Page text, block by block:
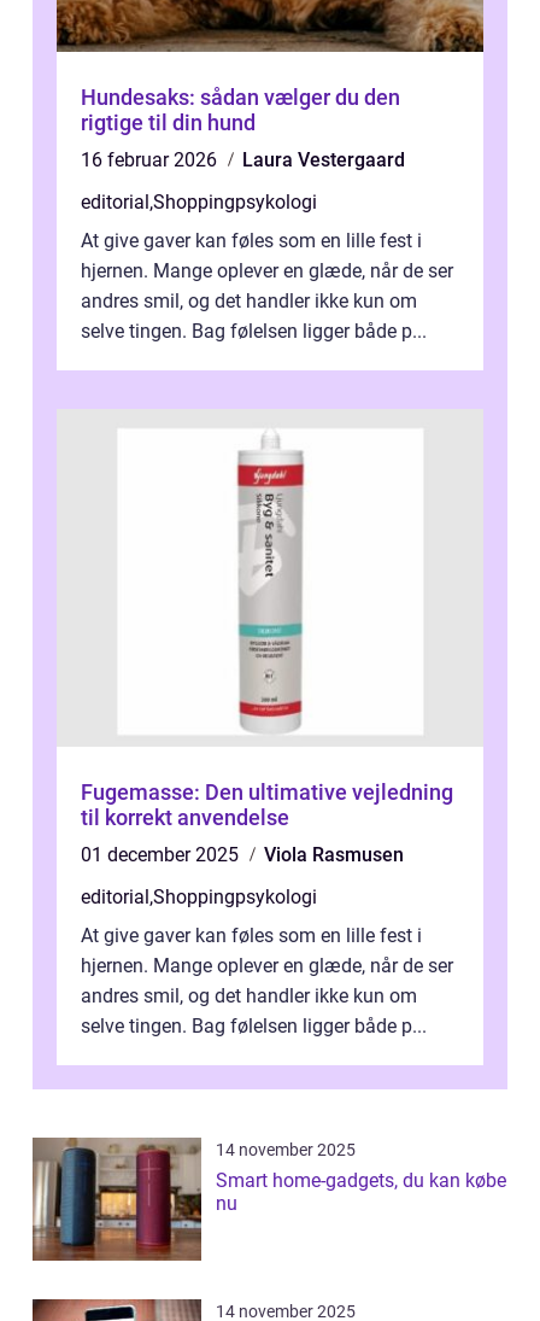
Hundesaks: sådan vælger du den
rigtige til din hund
16 februar 2026
Laura Vestergaard
editorial,Shoppingpsykologi
At give gaver kan føles som en lille fest i
hjernen. Mange oplever en glæde, når de ser
andres smil, og det handler ikke kun om
selve tingen. Bag følelsen ligger både p...
Fugemasse: Den ultimative vejledning
til korrekt anvendelse
01 december 2025
Viola Rasmusen
editorial,Shoppingpsykologi
At give gaver kan føles som en lille fest i
hjernen. Mange oplever en glæde, når de ser
andres smil, og det handler ikke kun om
selve tingen. Bag følelsen ligger både p...
14 november 2025
Smart home-gadgets, du kan købe
nu
14 november 2025